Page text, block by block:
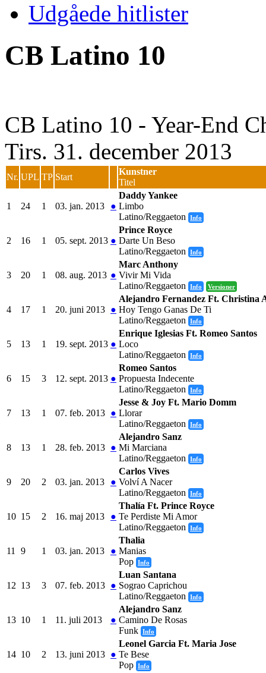
Udgåede hitlister
CB Latino 10
CB Latino 10 - Year-End
Tirs. 31. december 2013
Nr. UPL TP Start
Kunstner
Titel
1 24 1 03. jan. 2013 ●
Daddy Yankee
Limbo
Latino/Reggaeton
Info
2 16 1 05. sept. 2013 ●
Prince Royce
Darte Un Beso
Latino/Reggaeton
Info
3 20 1 08. aug. 2013 ●
Marc Anthony
Vivir Mi Vida
Latino/Reggaeton
Info Versioner
4 17 1 20. juni 2013 ●
Alejandro Fernandez Ft. Christina
Hoy Tengo Ganas De Ti
Latino/Reggaeton
Info
5 13 1 19. sept. 2013 ●
Enrique Iglesias Ft. Romeo Santos
Loco
Latino/Reggaeton
Info
6 15 3 12. sept. 2013 ●
Romeo Santos
Propuesta Indecente
Latino/Reggaeton
Info
7 13 1 07. feb. 2013 ●
Jesse & Joy Ft. Mario Domm
Llorar
Latino/Reggaeton
Info
8 13 1 28. feb. 2013 ●
Alejandro Sanz
Mi Marciana
Latino/Reggaeton
Info
9 20 2 03. jan. 2013 ●
Carlos Vives
Volví A Nacer
Latino/Reggaeton
Info
10 15 2 16. maj 2013 ●
Thalía Ft. Prince Royce
Te Perdiste Mi Amor
Latino/Reggaeton
Info
11 9 1 03. jan. 2013 ●
Thalia
Manias
Pop Info
12 13 3 07. feb. 2013 ●
Luan Santana
Sograo Caprichou
Latino/Reggaeton
Info
13 10 1 11. juli 2013 ●
Alejandro Sanz
Camino De Rosas
Funk Info
14 10 2 13. juni 2013 ●
Leonel Garcia Ft. Maria Jose
Te Bese
Pop Info